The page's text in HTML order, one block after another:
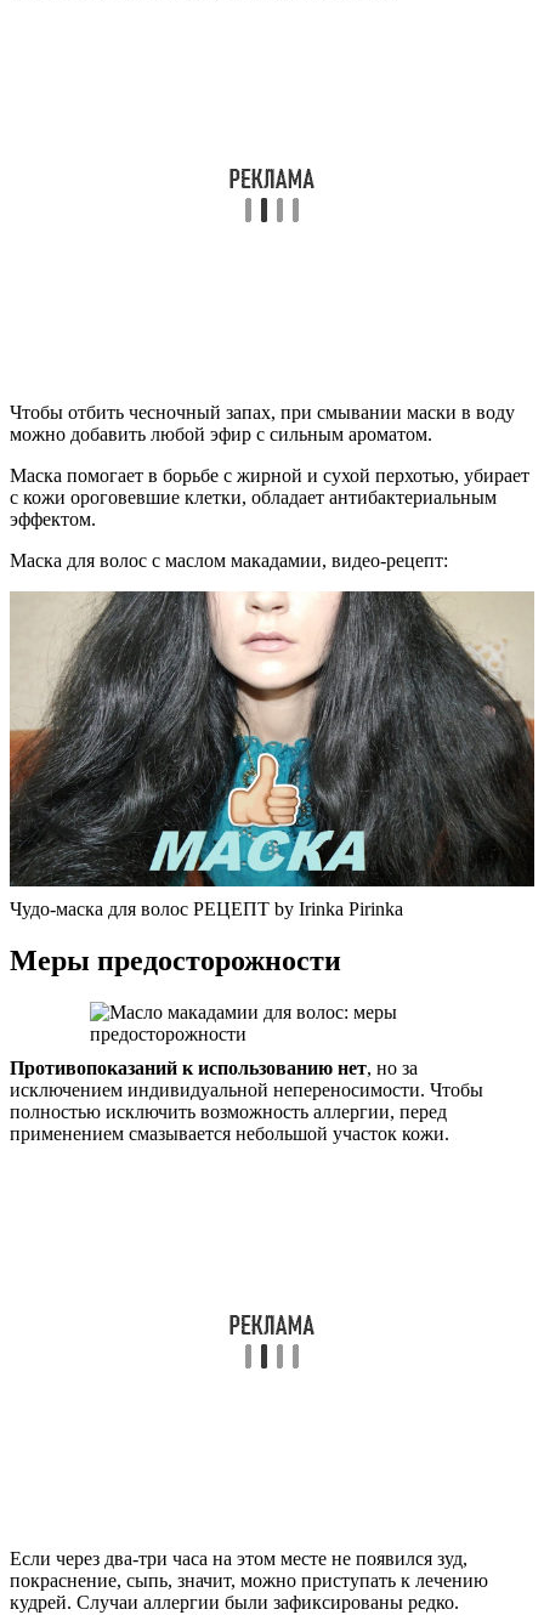
Чтобы отбить чесночный запах, при смывании маски в воду
можно добавить любой эфир с сильным ароматом.
Маска помогает в борьбе с жирной и сухой перхотью, убирает
с кожи ороговевшие клетки, обладает антибактериальным
эффектом.
Маска для волос с маслом макадамии, видео-рецепт:
Чудо-маска для волос РЕЦЕПТ by Irinka Pirinka
Меры предосторожности
Противопоказаний к использованию нет, но за
исключением индивидуальной непереносимости. Чтобы
полностью исключить возможность аллергии, перед
применением смазывается небольшой участок кожи.
Если через два-три часа на этом месте не появился зуд,
покраснение, сыпь, значит, можно приступать к лечению
кудрей. Случаи аллергии были зафиксированы редко.